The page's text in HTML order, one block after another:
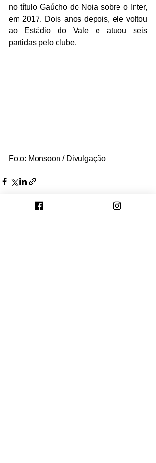
no título Gaúcho do Noia sobre o Inter,
em 2017. Dois anos depois, ele voltou
ao Estádio do Vale e atuou seis
partidas pelo clube.
Foto: Monsoon / Divulgação